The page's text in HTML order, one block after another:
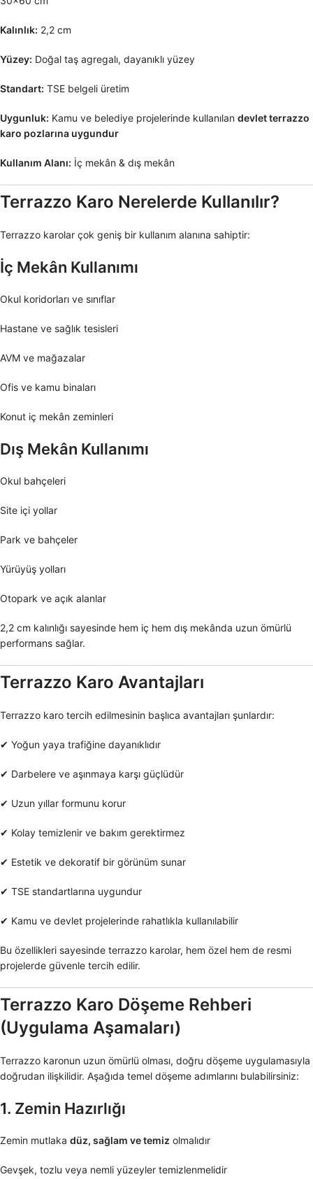
Kalınlık: 2,2 cm
Yüzey: Doğal taş agregalı, dayanıklı yüzey
Standart: TSE belgeli üretim
Uygunluk: Kamu ve belediye projelerinde kullanılan devlet terrazzo
karo pozlarına uygundur
Kullanım Alanı: İç mekân & dış mekân
Terrazzo Karo Nerelerde Kullanılır?
Terrazzo karolar çok geniş bir kullanım alanına sahiptir:
İç Mekân Kullanımı
Okul koridorları ve sınıflar
Hastane ve sağlık tesisleri
AVM ve mağazalar
Ofis ve kamu binaları
Konut iç mekân zeminleri
Dış Mekân Kullanımı
Okul bahçeleri
Site içi yollar
Park ve bahçeler
Yürüyüş yolları
Otopark ve açık alanlar
2,2 cm kalınlığı sayesinde hem iç hem dış mekânda uzun ömürlü
performans sağlar.
Terrazzo Karo Avantajları
Terrazzo karo tercih edilmesinin başlıca avantajları şunlardır:
✔ Yoğun yaya trafiğine dayanıklıdır
✔ Darbelere ve aşınmaya karşı güçlüdür
✔ Uzun yıllar formunu korur
✔ Kolay temizlenir ve bakım gerektirmez
✔ Estetik ve dekoratif bir görünüm sunar
✔ TSE standartlarına uygundur
✔ Kamu ve devlet projelerinde rahatlıkla kullanılabilir
Bu özellikleri sayesinde terrazzo karolar, hem özel hem de resmi
projelerde güvenle tercih edilir.
Terrazzo Karo Döşeme Rehberi
(Uygulama Aşamaları)
Terrazzo karonun uzun ömürlü olması, doğru döşeme uygulamasıyla
doğrudan ilişkilidir. Aşağıda temel döşeme adımlarını bulabilirsiniz:
1. Zemin Hazırlığı
Zemin mutlaka düz, sağlam ve temiz olmalıdır
Gevşek, tozlu veya nemli yüzeyler temizlenmelidir